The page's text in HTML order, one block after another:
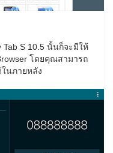
Tab S 10.5 นั้นก็จะมีให้
โดยคุณสามารถ
ในภายหลัง